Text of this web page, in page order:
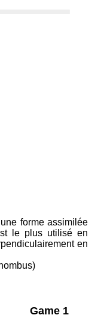
forme assimilée
le plus utilisé en
en
Game 1